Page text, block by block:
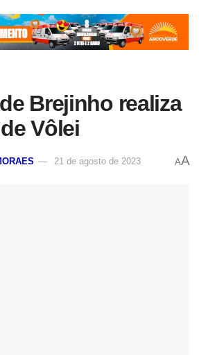
Brejinho realiza
Vôlei
21 de agosto de 2023 AA